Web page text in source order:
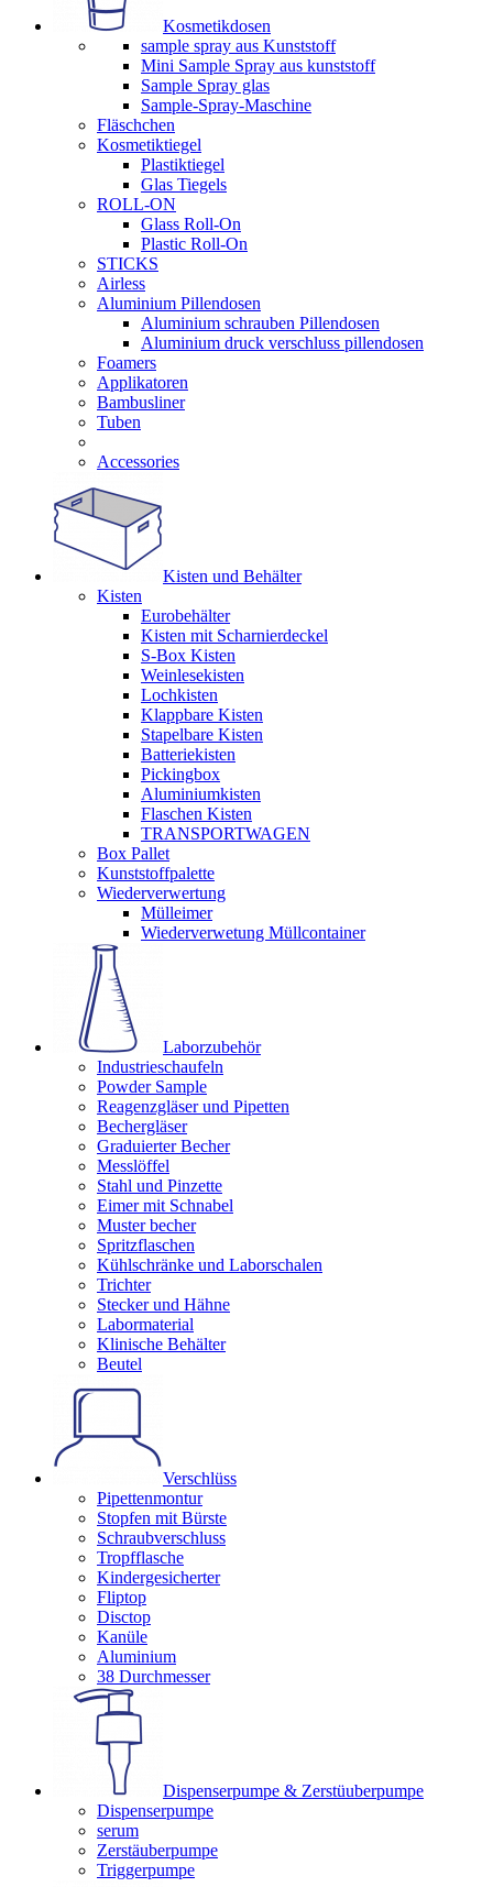
Kosmetikdosen
sample spray aus Kunststoff
Mini Sample Spray aus kunststoff
Sample Spray glas
Sample-Spray-Maschine
Fläschchen
Kosmetiktiegel
Plastiktiegel
Glas Tiegels
ROLL-ON
Glass Roll-On
Plastic Roll-On
STICKS
Airless
Aluminium Pillendosen
Aluminium schrauben Pillendosen
Aluminium druck verschluss pillendosen
Foamers
Applikatoren
Bambusliner
Tuben
Accessories
Kisten und Behälter
Kisten
Eurobehälter
Kisten mit Scharnierdeckel
S-Box Kisten
Weinlesekisten
Lochkisten
Klappbare Kisten
Stapelbare Kisten
Batteriekisten
Pickingbox
Aluminiumkisten
Flaschen Kisten
TRANSPORTWAGEN
Box Pallet
Kunststoffpalette
Wiederverwertung
Mülleimer
Wiederverwetung Müllcontainer
Laborzubehör
Industrieschaufeln
Powder Sample
Reagenzgläser und Pipetten
Bechergläser
Graduierter Becher
Messlöffel
Stahl und Pinzette
Eimer mit Schnabel
Muster becher
Spritzflaschen
Kühlschränke und Laborschalen
Trichter
Stecker und Hähne
Labormaterial
Klinische Behälter
Beutel
Verschlüss
Pipettenmontur
Stopfen mit Bürste
Schraubverschluss
Tropfflasche
Kindergesicherter
Fliptop
Disctop
Kanüle
Aluminium
38 Durchmesser
Dispenserpumpe & Zerstüuberpumpe
Dispenserpumpe
serum
Zerstäuberpumpe
Triggerpumpe